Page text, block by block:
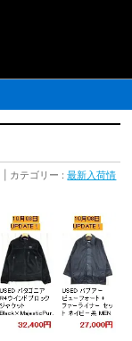
カテゴリー :最新入荷情